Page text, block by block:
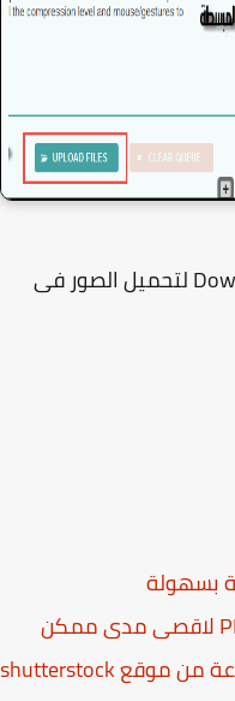
الان نقوم بالضغط على زر Download All لتحميل الصور فى
اسهل طريق لتحميل الصور المدفوعة من موقع shutterstock